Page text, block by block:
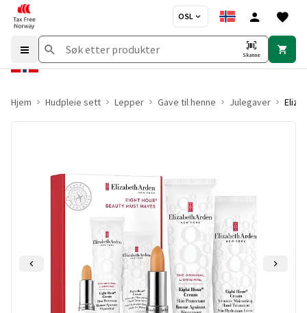
OSL
Skanne
Hjem Hudpleie sett Lepper Gave til henne Julegaver